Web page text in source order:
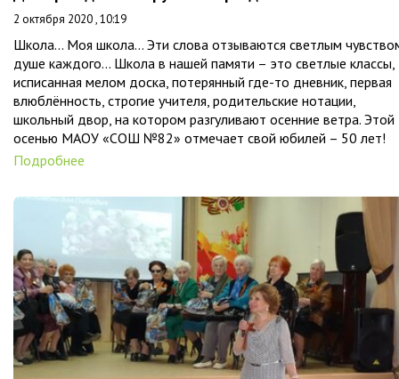
2 октября 2020 , 10:19
Школа... Моя школа… Эти слова отзываются светлым
душе каждого... Школа в нашей памяти – это светлые классы,
исписанная мелом доска, потерянный где-то дневник, первая
влюблённость, строгие учителя, родительские нотации,
школьный двор, на котором разгуливают осенние ветра. Этой
осенью МАОУ «СОШ №82» отмечает свой юбилей – 50 лет!
Подробнее